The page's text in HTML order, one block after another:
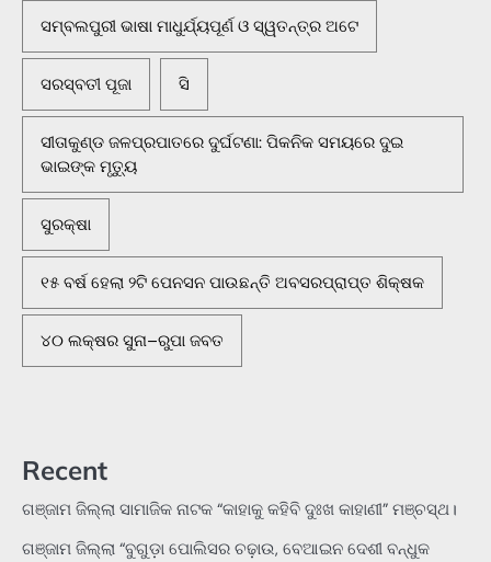
ସମ୍ବଲପୁରୀ ଭାଷା ମାଧୁର୍ଯ୍ୟପୂର୍ଣ ଓ ସ୍ୱତନ୍ତ୍ର ଅଟେ
ସରସ୍ବତୀ ପୂଜା ସି
ସୀତାକୁଣ୍ଡ ଜଳପ୍ରପାତରେ ଦୁର୍ଘଟଣା: ପିକନିକ ସମୟରେ ଦୁଇ
ଭାଇଙ୍କ ମୃତ୍ୟୁ
ସୁରକ୍ଷା
୧୫ ବର୍ଷ ହେଲା ୨ଟି ପେନସନ ପାଉଛନ୍ତି ଅବସରପ୍ରାପ୍ତ ଶିକ୍ଷକ
୪୦ ଲକ୍ଷର ସୁନା–ରୁପା ଜବତ
Recent
ଗଞ୍ଜାମ ଜିଲ୍ଲା ସାମାଜିକ ନାଟକ “କାହାକୁ କହିବି ଦୁଃଖ କାହାଣୀ” ମଞ୍ଚସ୍ଥ।
ଗଞ୍ଜାମ ଜିଲ୍ଲା “ବୁଗୁଡ଼ା ପୋଲିସର ଚଢ଼ାଉ, ବେଆଇନ ଦେଶୀ ବନ୍ଧୁକ